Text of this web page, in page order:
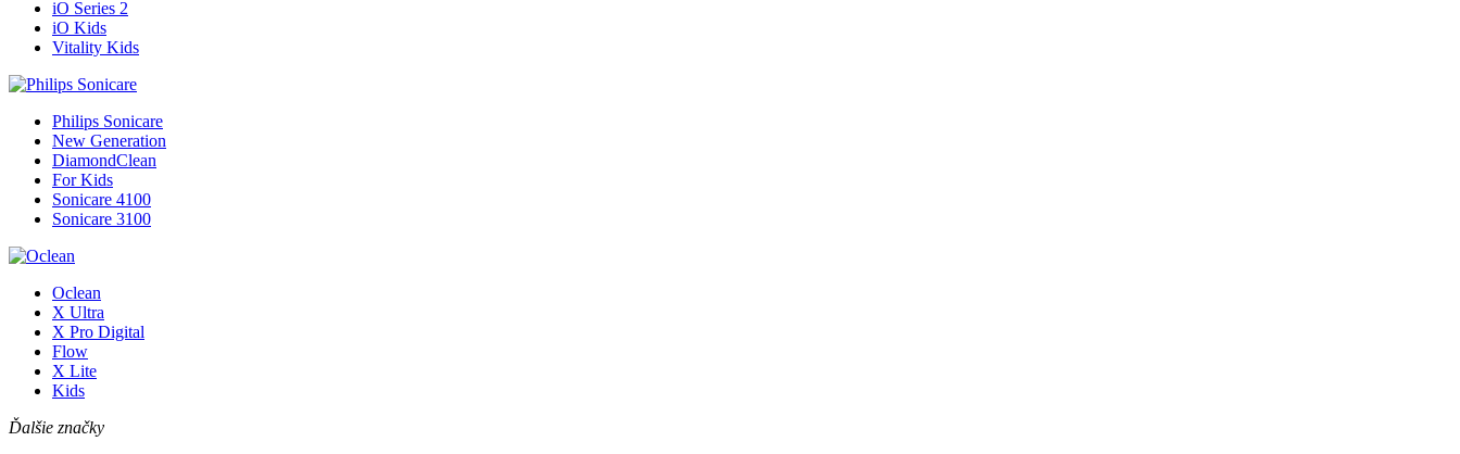
iO Series 2
iO Kids
Vitality Kids
Philips Sonicare
New Generation
DiamondClean
For Kids
Sonicare 4100
Sonicare 3100
Oclean
X Ultra
X Pro Digital
Flow
X Lite
Kids
Ďalšie značky